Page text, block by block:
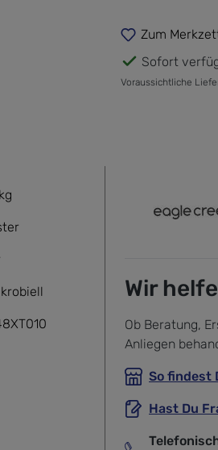
Zum
Sofort
Voraussichtliche
Wir
Ob Beratung,
Anliegen
So findest
Hast Du